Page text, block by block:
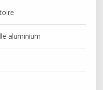
aluminium